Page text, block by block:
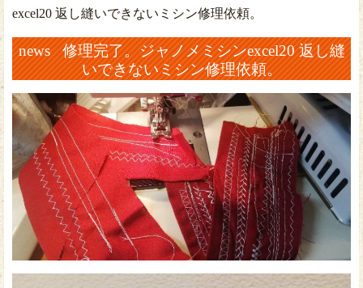
excel20 返し縫いできないミシン修理依頼。
news 修理完了。ジャノメミシンexcel20 返し縫
いできないミシン修理依頼。